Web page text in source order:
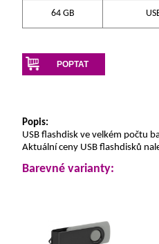
64 GB
POPTAT
Popis:
USB flashdisk ve velkém počtu
Aktuální ceny USB flashdisků
Barevné varianty: